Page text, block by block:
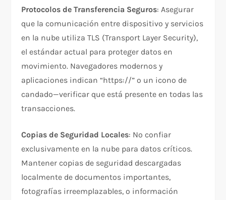
Protocolos de Transferencia Seguros: Asegurar
que la comunicación entre dispositivo y servicios
en la nube utiliza TLS (Transport Layer Security),
el estándar actual para proteger datos en
movimiento. Navegadores modernos y
aplicaciones indican “https://” o un icono de
candado—verificar que está presente en todas las
transacciones.​
Copias de Seguridad Locales: No confiar
exclusivamente en la nube para datos críticos.
Mantener copias de seguridad descargadas
localmente de documentos importantes,
fotografías irreemplazables, o información